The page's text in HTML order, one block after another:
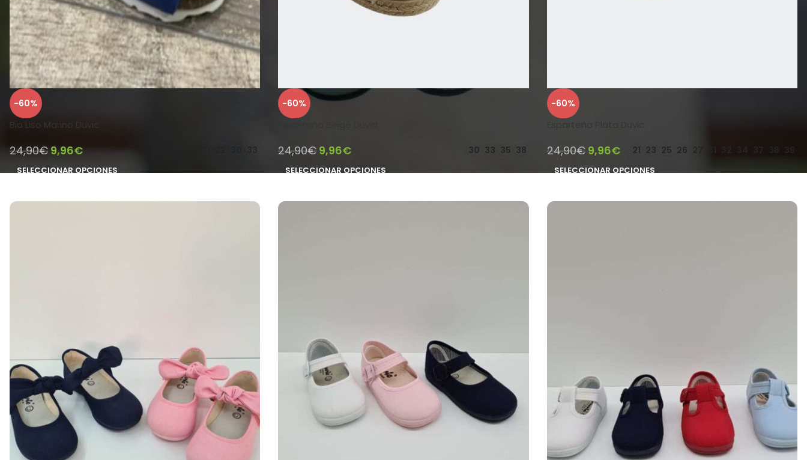
-60%
Bio Liso Marino Duvic
24,90€ 9,96€
SELECCIONAR OPCIONES
-60%
24,90€9,96€ 30 33 35 38
SELECCIONAR OPCIONES
-60%
24,90€ 9,96€ 21 23 25 26
SELECCIONAR OPCIONES